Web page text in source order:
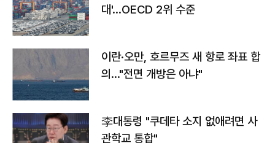
대'…OECD 2위 수준
이란·오만, 호르무즈 새 항로 좌표 합
의…"전면 개방은 아냐"
李대통령 "쿠데타 소지 없애려면 사
관학교 통합"